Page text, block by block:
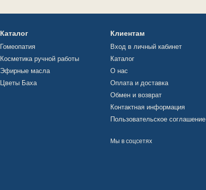
Каталог
Гомеопатия
Косметика ручной работы
Эфирные масла
Цветы Баха
Клиентам
Вход в личный кабинет
Каталог
О нас
Оплата и доставка
Обмен и возврат
Контактная информация
Пользовательское соглашение
Мы в соцсетях